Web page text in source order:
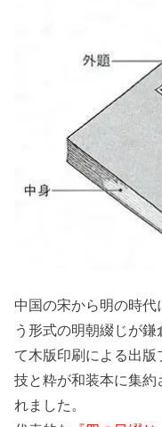
中国の宋から明の時
う形式の明朝綴じが
て木版印刷による出
技と粋が和装本に集約
れました。